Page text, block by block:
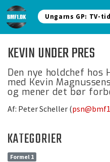
Ungarns GP: TV-
KEVIN UNDER PRES
Den nye holdchef hos
med Kevin
og mener det bør
Af: Peter Scheller (
KATEGORIER
Formel 1